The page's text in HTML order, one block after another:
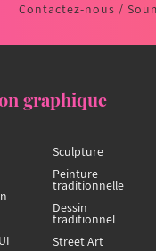
Contactez-nous /
graphique
Sculpture
Peinture
traditionnelle
Dessin
traditionnel
Street Art